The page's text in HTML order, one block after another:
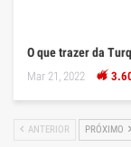
O que trazer da
Mar 21, 2022
ANTERIOR PRÓXIMO